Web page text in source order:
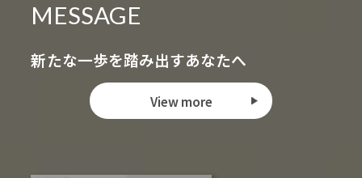
MESSAGE
新たな一歩を踏み出すあなたへ
View more